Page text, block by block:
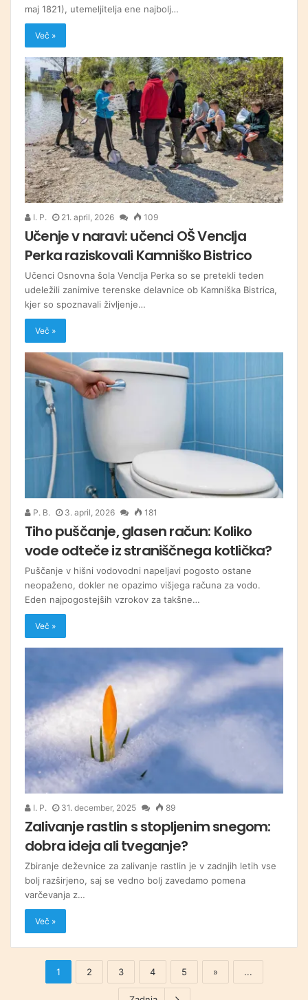
maj 1821), utemeljitelja ene najbolj…
Več »
I. P. 21. april, 2026 109
Učenje v naravi: učenci OŠ Venclja
Perka raziskovali Kamniško Bistrico
Učenci Osnovna šola Venclja Perka so se pretekli teden
udeležili zanimive terenske delavnice ob Kamniška Bistrica,
kjer so spoznavali življenje…
Več »
P. B. 3. april, 2026 181
Tiho puščanje, glasen račun: Koliko
vode odteče iz straniščnega kotlička?
Puščanje v hišni vodovodni napeljavi pogosto ostane
neopaženo, dokler ne opazimo višjega računa za vodo.
Eden najpogostejših vzrokov za takšne…
Več »
I. P. 31. december, 2025 89
Zalivanje rastlin s stopljenim snegom:
dobra ideja ali tveganje?
Zbiranje deževnice za zalivanje rastlin je v zadnjih letih vse
bolj razširjeno, saj se vedno bolj zavedamo pomena
varčevanja z…
Več »
1 2 3 4 5 » ...